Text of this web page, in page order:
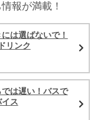
報が満載！
は選ばないで！
リンク
は遅い！バスで
ス